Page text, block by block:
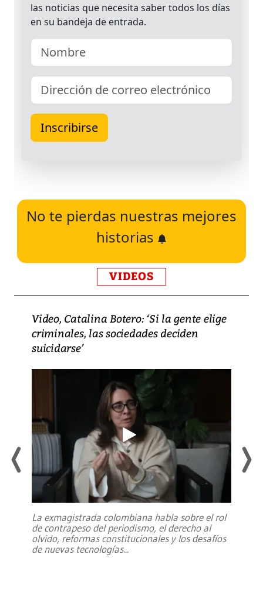
No te pierdas nuestras mejores
historias
VIDEOS
Video, Catalina Botero: ‘Si la gente elige
criminales, las sociedades deciden
suicidarse’
La exmagistrada colombiana habla sobre el rol
de contrapeso del periodismo, el derecho al
olvido, reformas constitucionales y los desafíos
de nuevas tecnologías...